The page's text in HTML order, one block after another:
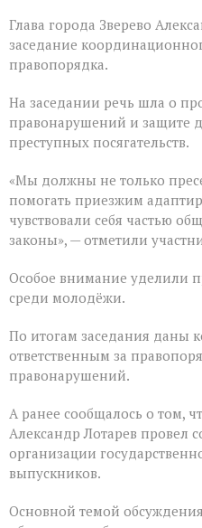
Глава города Зверево
заседание
правопорядка.
На заседании речь шла о
правонарушений и защите
преступных посягательств.
«Мы должны не только
помогать приезжим
чувствовали себя частью
законы», — отметили
Особое внимание уделили
среди молодёжи.
По итогам заседания даны
ответственным за
правонарушений.
А ранее сообщалось о том,
Александр Лотарев провел
организации
выпускников.
Основной темой